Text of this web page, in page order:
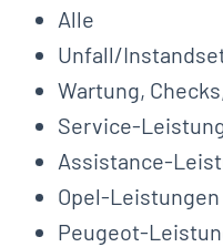
Alle
Unfall/
Wartung,
Service-
Assistance-
Opel-Leistungen
Peugeot-